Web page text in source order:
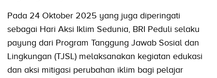
Pada 24 Oktober 2025 yang juga diperingati
sebagai Hari Aksi Iklim Sedunia, BRI Peduli selaku
payung dari Program Tanggung Jawab Sosial dan
Lingkungan (TJSL) melaksanakan kegiatan edukasi
dan aksi mitigasi perubahan iklim bagi pelajar